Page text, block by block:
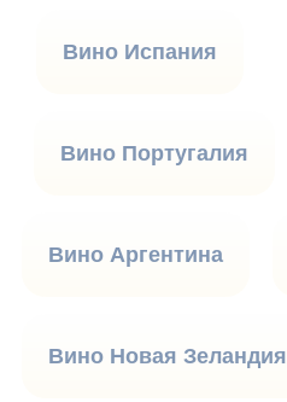
Вино Испания
Вино Португалия
Вино Аргентина
Вино Новая Зеландия